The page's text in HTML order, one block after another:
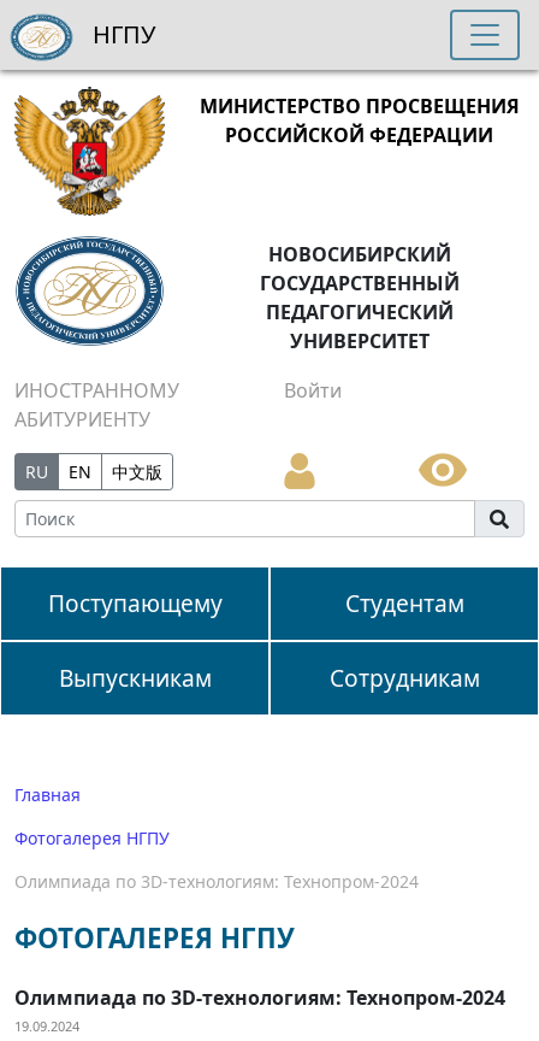
МИНИСТЕРСТВО ПРОСВЕЩЕНИЯ
РОССИЙСКОЙ ФЕДЕРАЦИИ
НОВОСИБИРСКИЙ
ГОСУДАРСТВЕННЫЙ
ПЕДАГОГИЧЕСКИЙ
УНИВЕРСИТЕТ
ИНОСТРАННОМУ
АБИТУРИЕНТУ
Войти
RU EN 中文版
Поступающему Студентам
Выпускникам Сотрудникам
НГПУ
Главная
Фотогалерея НГПУ
Олимпиада по 3D-технологиям: Технопром-2024
ФОТОГАЛЕРЕЯ НГПУ
Олимпиада по 3D-технологиям: Технопром-2024
19.09.2024